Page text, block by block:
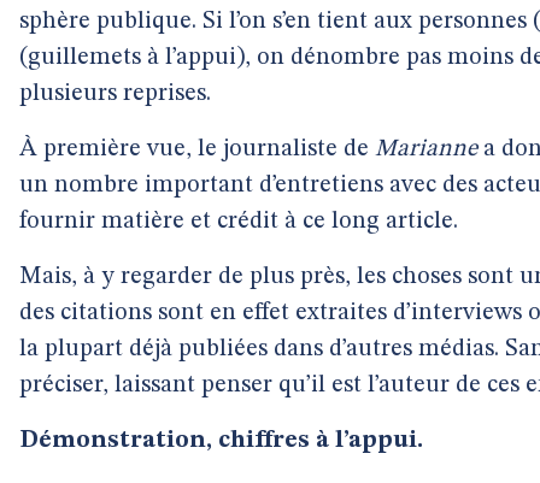
sphère publique. Si l’on s’en tient aux
(guillemets à l’appui), on dénombre pas moins
plusieurs reprises.
À première vue, le journaliste de Mariannea
un nombre important d’entretiens avec des
fournir matière et crédit à ce long article.
Mais, à y regarder de plus près, les choses sont
des citations sont en effet extraites d’interviews
la plupart déjà publiées dans d’autres médias.
préciser, laissant penser qu’il est l’auteur de ces
Démonstration, chiffres à l’appui.